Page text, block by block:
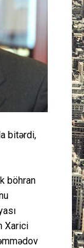
bitərdi,
böhran
Xarici